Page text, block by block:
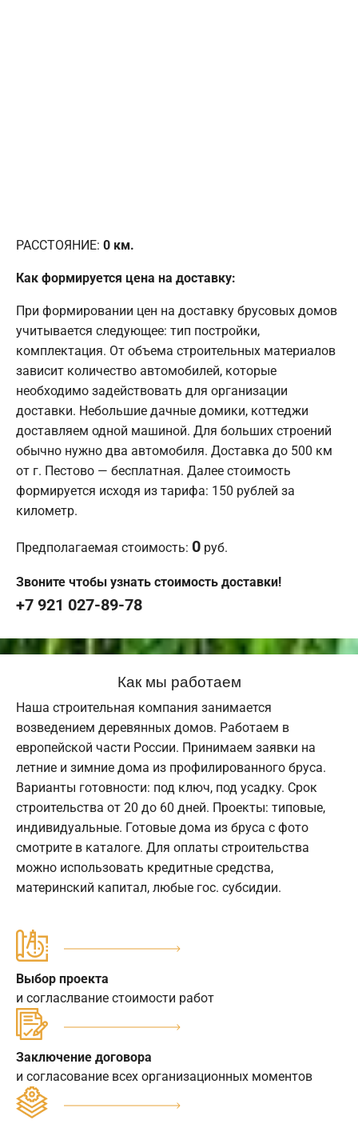
РАССТОЯНИЕ: 0 км.
Как формируется цена на доставку:
При формировании цен на доставку брусовых домов
учитывается следующее: тип постройки,
комплектация. От объема строительных материалов
зависит количество автомобилей, которые
необходимо задействовать для организации
доставки. Небольшие дачные домики, коттеджи
доставляем одной машиной. Для больших строений
обычно нужно два автомобиля. Доставка до 500 км
от г. Пестово — бесплатная. Далее стоимость
формируется исходя из тарифа: 150 рублей за
километр.
Предполагаемая стоимость: 0 руб.
Звоните чтобы узнать стоимость доставки!
+7 921 027-89-78
Как мы работаем
Наша строительная компания занимается
возведением деревянных домов. Работаем в
европейской части России. Принимаем заявки на
летние и зимние дома из профилированного бруса.
Варианты готовности: под ключ, под усадку. Срок
строительства от 20 до 60 дней. Проекты: типовые,
индивидуальные. Готовые дома из бруса с фото
смотрите в каталоге. Для оплаты строительства
можно использовать кредитные средства,
материнский капитал, любые гос. субсидии.
Выбор проекта
и согласлвание стоимости работ
Заключение договора
и согласование всех организационных моментов